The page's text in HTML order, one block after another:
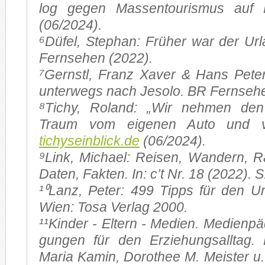
log ge­gen Mas­sen­tou­ris­mus
(06/2024).
⁶Dü­fel, Ste­phan: Frü­her war der
Fern­se­hen (2022).
⁷Gernstl, Franz Xa­ver & Hans
un­ter­wegs nach Je­so­lo. BR
⁸Tichy, Ro­land: „Wir neh­men
Traum vom ei­ge­nen Auto und
tichyseinblick.de (06/2024).
⁹Link, Mi­cha­el: Rei­sen, Wan­dern,
Da­ten, Fak­ten. In: c’t Nr. 18 (2022).
¹⁰Lanz, Pe­ter: 499 Tipps für den
Wien: Tosa Ver­lag 2000.
¹¹Kin­der - El­tern - Me­di­en.
gun­gen für den Er­zie­hungs­all­tag.
Maria Ka­min, Do­ro­thee M. Meis­ter